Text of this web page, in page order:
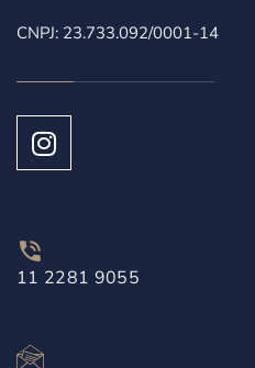
CNPJ: 23.733.092/0001-14
11 2281 9055